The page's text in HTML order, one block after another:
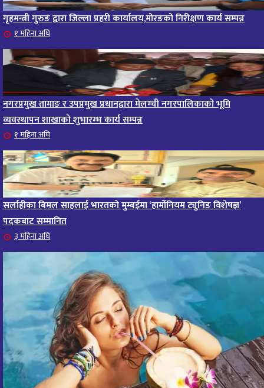
गृहमन्त्री गुरुङ द्वारा जिल्ला प्रहरी कार्यालय,मोरङको निरीक्षण कार्य सम्पन्न
१ महिना अघि
नगरप्रमुख तामाङ र उपप्रमुख प्रधानद्वारा मेलम्ची नगरपालिकाको भूमि
व्यवस्थापन शाखाको शुभारम्भ कार्य सम्पन्न
१ महिना अघि
सर्लाहीका बिमल साहलाई भारतको मुम्बईमा ‘हार्मोनियम ट्युनिङ विशेषज्ञ’
पदकबाट सम्मानित
३ महिना अघि